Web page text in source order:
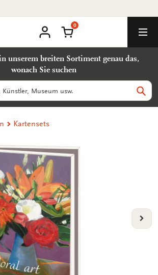
Warenkorb
0
unserem breiten Sortiment genau das,
wonach Sie suchen
Kartensets